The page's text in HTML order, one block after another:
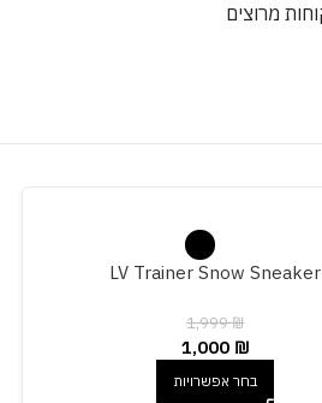
LV Trainer Snow Sneaker
1,999₪
1,000 ₪
בחר אפשרויות